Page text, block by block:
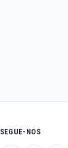
SEGUE-NOS